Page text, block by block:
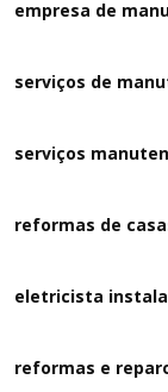
empresa de
serviços de
serviços
reformas de
eletricista
reformas e